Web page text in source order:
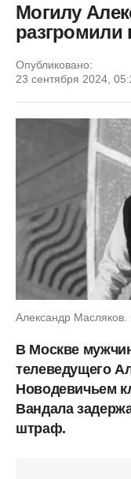
Могилу
разгромили
Опубликовано:
23 сентября 2024,
Александр
В Москве
телеведущего
Новодевичьем
Вандала
штраф.